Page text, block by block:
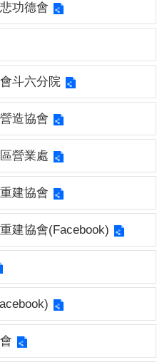
功德會
斗六分院
造協會
營業處
建協會
建協會(Facebook)